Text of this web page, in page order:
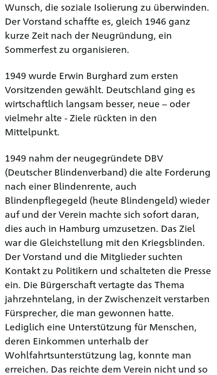
Wunsch, die soziale Isolierung zu überwinden.
Der Vorstand schaffte es, gleich 1946 ganz
kurze Zeit nach der Neugründung, ein
Sommerfest zu organisieren.
1949 wurde Erwin Burghard zum ersten
Vorsitzenden gewählt. Deutschland ging es
wirtschaftlich langsam besser, neue – oder
vielmehr alte - Ziele rückten in den
Mittelpunkt.
1949 nahm der neugegründete DBV
(Deutscher Blindenverband) die alte Forderung
nach einer Blindenrente, auch
Blindenpflegegeld (heute Blindengeld) wieder
auf und der Verein machte sich sofort daran,
dies auch in Hamburg umzusetzen. Das Ziel
war die Gleichstellung mit den Kriegsblinden.
Der Vorstand und die Mitglieder suchten
Kontakt zu Politikern und schalteten die Presse
ein. Die Bürgerschaft vertagte das Thema
jahrzehntelang, in der Zwischenzeit verstarben
Fürsprecher, die man gewonnen hatte.
Lediglich eine Unterstützung für Menschen,
deren Einkommen unterhalb der
Wohlfahrtsunterstützung lag, konnte man
erreichen. Das reichte dem Verein nicht und so